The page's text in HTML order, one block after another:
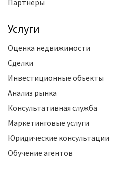
Партнеры
Услуги
Оценка недвижимости
Сделки
Инвестиционные объекты
Анализ рынка
Консультативная служба
Маркетинговые услуги
Юридические консультации
Обучение агентов